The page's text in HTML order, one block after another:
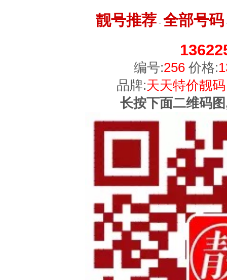
靓号推荐- 全部号码
编号:256价格:
品牌:天天特价靓码
长按下面二维码